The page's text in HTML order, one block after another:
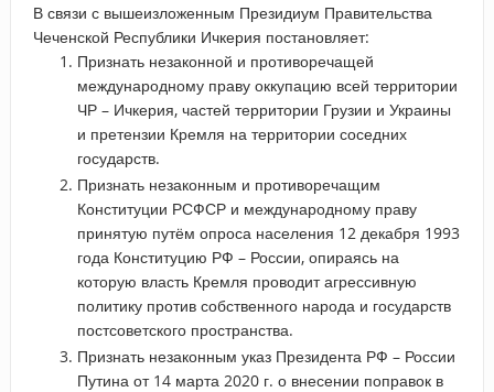
В связи с вышеизложенным Президиум Правительства
Чеченской Республики Ичкерия постановляет:
Признать незаконной и противоречащей
международному праву оккупацию всей территории
ЧР – Ичкерия, частей территории Грузии и Украины
и претензии Кремля на территории соседних
государств.
Признать незаконным и противоречащим
Конституции РСФСР и международному праву
принятую путём опроса населения 12 декабря 1993
года Конституцию РФ – России, опираясь на
которую власть Кремля проводит агрессивную
политику против собственного народа и государств
постсоветского пространства.
Признать незаконным указ Президента РФ – России
Путина от 14 марта 2020 г. о внесении поправок в